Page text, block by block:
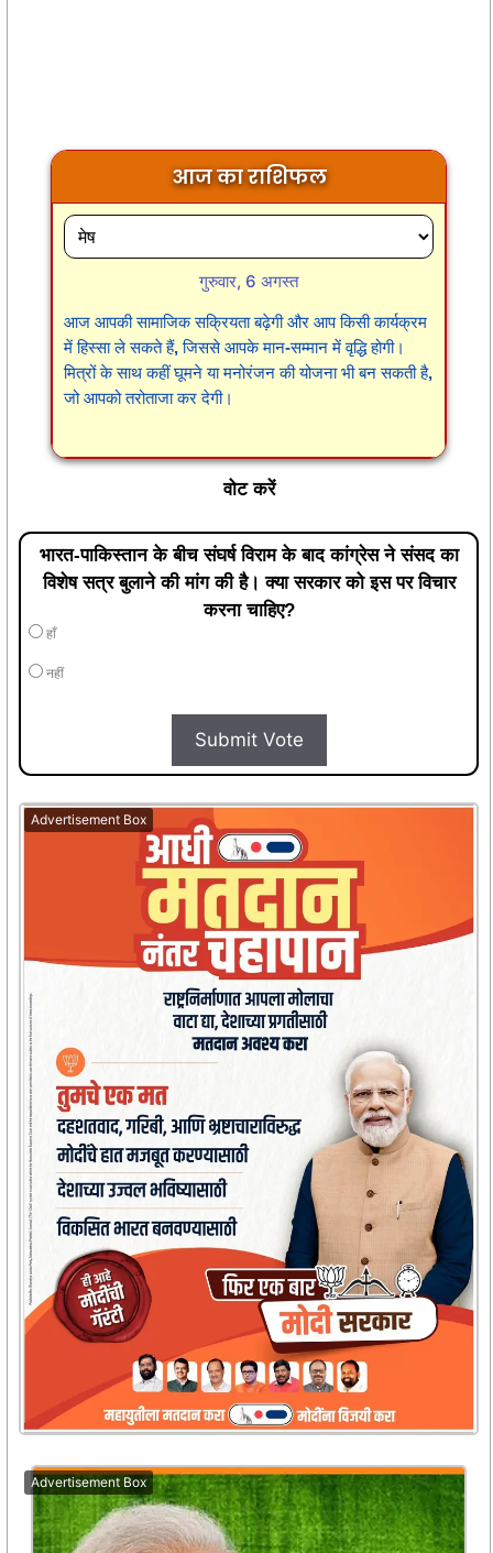
आज का राशिफल
गुरुवार, 6 अगस्त
आज आपकी सामाजिक सक्रियता बढ़ेगी और आप किसी कार्यक्रम
में हिस्सा ले सकते हैं, जिससे आपके मान-सम्मान में वृद्धि होगी।
मित्रों के साथ कहीं घूमने या मनोरंजन की योजना भी बन सकती है,
जो आपको तरोताजा कर देगी।
वोट करें
भारत-पाकिस्तान के बीच संघर्ष विराम के बाद कांग्रेस ने संसद का
विशेष सत्र बुलाने की मांग की है। क्या सरकार को इस पर विचार
करना चाहिए?
हाँ
नहीं
Submit Vote
Advertisement Box
Advertisement Box